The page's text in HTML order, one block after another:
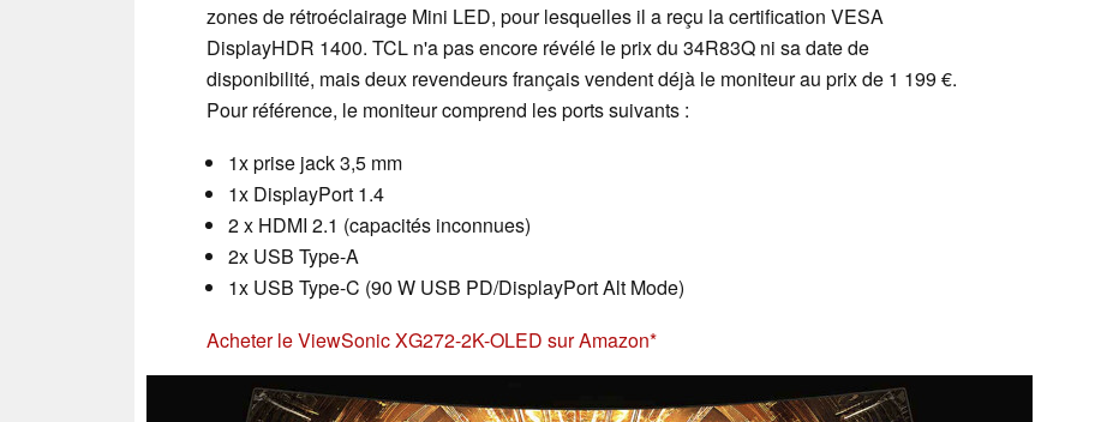
zones de rétroéclairage Mini LED, pour lesquelles il a reçu la certification VESA
DisplayHDR 1400. TCL n'a pas encore révélé le prix du 34R83Q ni sa date de
disponibilité, mais deux revendeurs français vendent déjà le moniteur au prix de 1 199 €.
Pour référence, le moniteur comprend les ports suivants :
1x prise jack 3,5 mm
1x DisplayPort 1.4
2 x HDMI 2.1 (capacités inconnues)
2x USB Type-A
1x USB Type-C (90 W USB PD/DisplayPort Alt Mode)
Acheter le ViewSonic XG272-2K-OLED sur Amazon